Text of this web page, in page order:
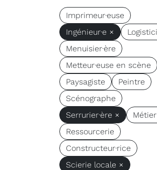
Imprimeur·euse
Ingénieur·e ×
Menuisier·ère
Metteur·euse en scène
Paysagiste
Peintre
Scénographe
Serrurier·ère ×
Ressourcerie
Constructeur·rice
Scierie locale ×